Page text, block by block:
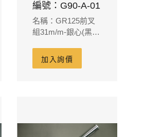
編號：G90-A-01
名稱：GR125前叉
組31m/m-銀心(黑頭
加入詢價